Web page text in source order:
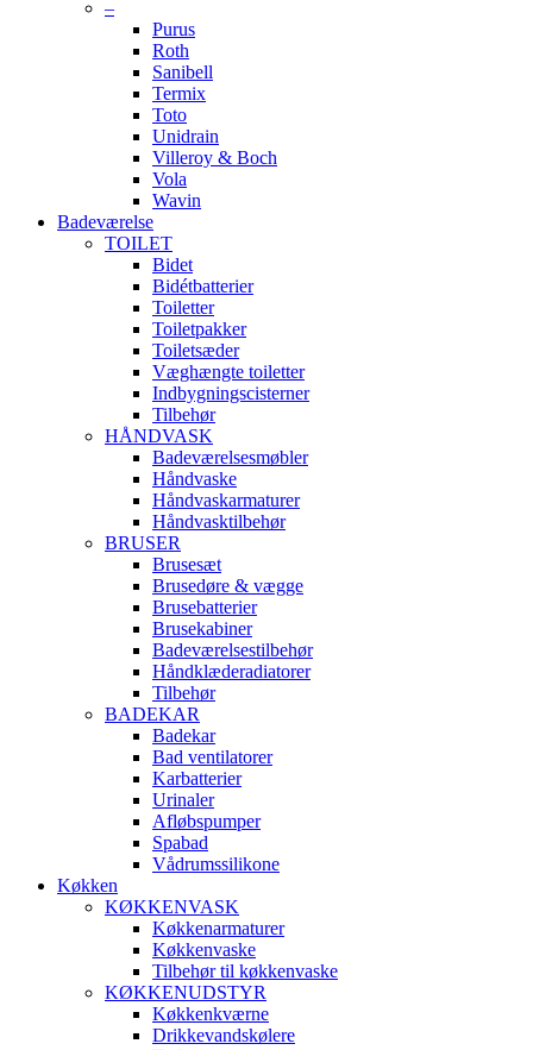
–
Purus
Roth
Sanibell
Termix
Toto
Unidrain
Villeroy & Boch
Vola
Wavin
Badeværelse
TOILET
Bidet
Bidétbatterier
Toiletter
Toiletpakker
Toiletsæder
Væghængte toiletter
Indbygningscisterner
Tilbehør
HÅNDVASK
Badeværelsesmøbler
Håndvaske
Håndvaskarmaturer
Håndvasktilbehør
BRUSER
Brusesæt
Brusedøre & vægge
Brusebatterier
Brusekabiner
Badeværelsestilbehør
Håndklæderadiatorer
Tilbehør
BADEKAR
Badekar
Bad ventilatorer
Karbatterier
Urinaler
Afløbspumper
Spabad
Vådrumssilikone
Køkken
KØKKENVASK
Køkkenarmaturer
Køkkenvaske
Tilbehør til køkkenvaske
KØKKENUDSTYR
Køkkenkværne
Drikkevandskølere